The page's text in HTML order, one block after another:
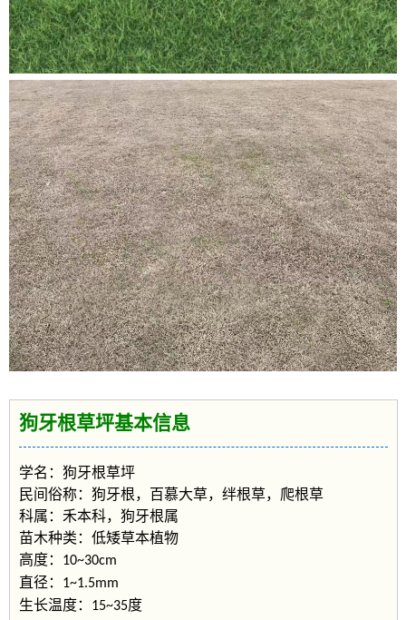
狗牙根草坪基本信息
学名：狗牙根草坪
民间俗称：狗牙根，百慕大草，绊根草，爬根草
科属：禾本科，狗牙根属
苗木种类：低矮草本植物
高度： 10~30cm
直径： 1~1.5mm
生长温度： 15~35度